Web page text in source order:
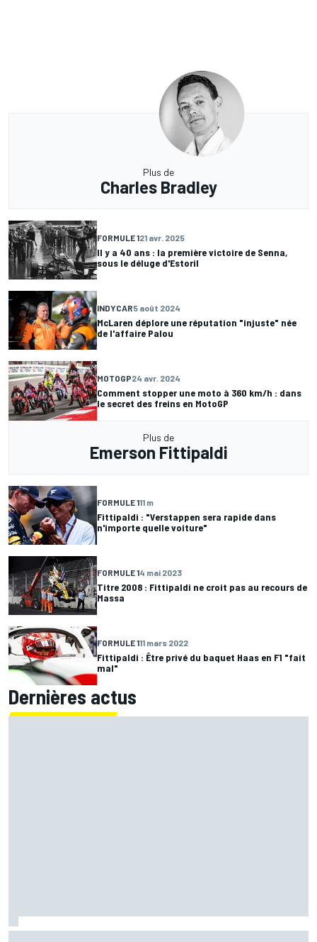
Plus de
Charles Bradley
FORMULE 121 avr. 2025
Il y a 40 ans : la première victoire de Senna,
sous le déluge d'Estoril
INDYCAR5 août 2024
McLaren déplore une réputation "injuste" née
de l'affaire Palou
MOTOGP24 avr. 2024
Comment stopper une moto à 360 km/h : dans
le secret des freins en MotoGP
Plus de
Emerson Fittipaldi
FORMULE 111 m
Fittipaldi : "Verstappen sera rapide dans
n'importe quelle voiture"
FORMULE 14 mai 2023
Titre 2008 : Fittipaldi ne croit pas au recours de
Massa
FORMULE 111 mars 2022
Fittipaldi : Être privé du baquet Haas en F1 "fait
mal"
Dernières actus